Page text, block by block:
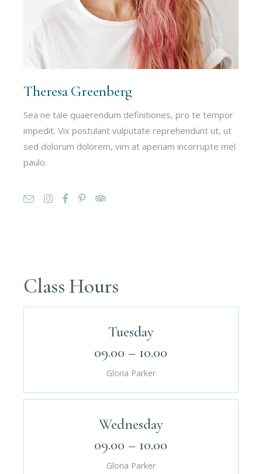
Theresa Greenberg
Sea ne tale quaerendum definitiones, pro te tempor
impedit. Vix postulant vulputate reprehendunt ut, ut
sed dolorum dolorem, vim at aperiam incorrupte mel
paulo.
Class Hours
Tuesday
09.00 – 10.00
Gloria Parker
Wednesday
09.00 – 10.00
Gloria Parker